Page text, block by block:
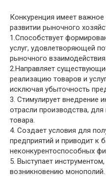
Конкуренция имеет
развитии рыночного
1.Способствует
услуг, удовлетворяющей
рыночного взаимодействия.
2.Направляет
реализацию товаров и
исключая убыточность
3. Стимулирует внедрение
отрасли производства,
товара.
4. Создает условия для
предприятий и приводит к
неконкурентоспособных
5. Выступает
возникновению монополий.